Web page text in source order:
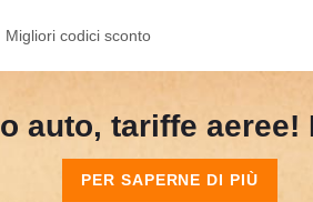
Migliori codici sconto
auto, tariffe
PER SAPERNE DI PIÙ